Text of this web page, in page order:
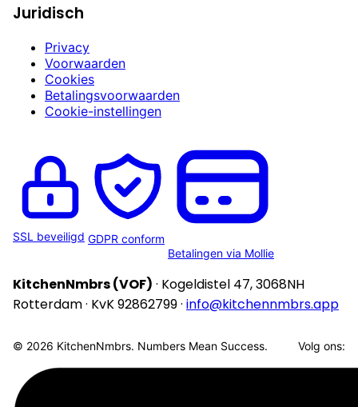
Juridisch
Privacy
Voorwaarden
Cookies
Betalingsvoorwaarden
Cookie-instellingen
SSL beveiligd GDPR conform
Betalingen via Mollie
KitchenNmbrs (VOF) · Kogeldistel 47, 3068NH
Rotterdam · KvK 92862799 · info@kitchennmbrs.app
© 2026 KitchenNmbrs. Numbers Mean Success. Volg ons: